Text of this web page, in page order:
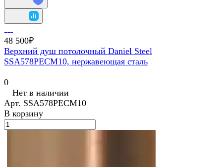
48 500₽
Верхний душ потолочный Daniel Steel
SSA578PECM10, нержавеющая сталь
0
Нет в наличии
Арт. SSA578PECM10
В корзину